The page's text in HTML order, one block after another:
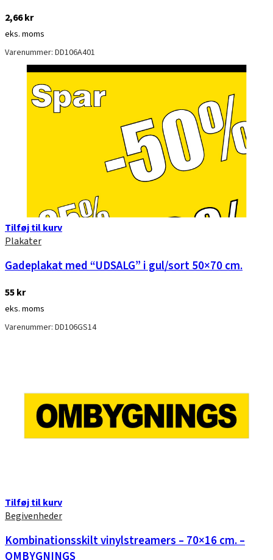
2,66kr
eks. moms
Varenummer: DD106A401
Tilføj til kurv
Plakater
Gadeplakat med “UDSALG” i gul/sort 50×70 cm.
55kr
eks. moms
Varenummer: DD106GS14
Tilføj til kurv
Begivenheder
Kombinationsskilt vinylstreamers – 70×16 cm. –
OMBYGNINGS